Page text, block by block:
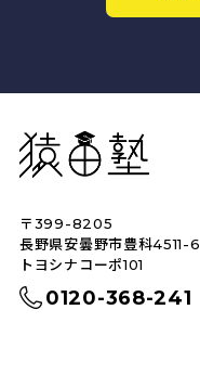
猿田塾
〒399-8205
長野県安曇野市豊科4511-6
トヨシナコーポ101
0120-368-241